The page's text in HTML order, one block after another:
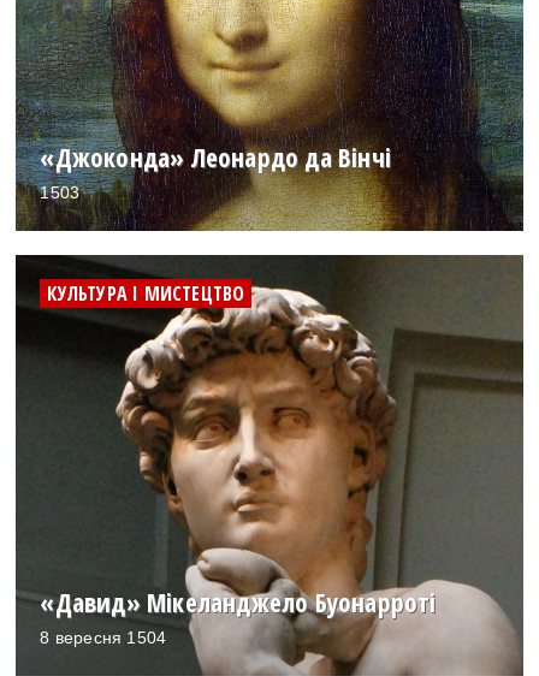
«Джоконда» Леонардо да Вінчі
1503
КУЛЬТУРА І МИСТЕЦТВО
«Давид» Мікеланджело Буонарроті
8 вересня 1504